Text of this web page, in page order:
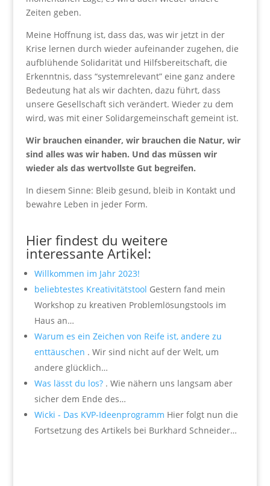
Zeiten geben.
Meine Hoffnung ist, dass das, was wir jetzt in der
Krise lernen durch wieder aufeinander zugehen, die
aufblühende Solidarität und Hilfsbereitschaft, die
Erkenntnis, dass “systemrelevant” eine ganz andere
Bedeutung hat als wir dachten, dazu führt, dass
unsere Gesellschaft sich verändert. Wieder zu dem
wird, was mit einer Solidargemeinschaft gemeint ist.
Wir brauchen einander, wir brauchen die Natur, wir
sind alles was wir haben. Und das müssen wir
wieder als das wertvollste Gut begreifen.
In diesem Sinne: Bleib gesund, bleib in Kontakt und
bewahre Leben in jeder Form.
Hier findest du weitere
interessante Artikel:
Willkommen im Jahr 2023!
beliebtestes Kreativitätstool Gestern fand mein
Workshop zu kreativen Problemlösungstools im
Haus an…
Warum es ein Zeichen von Reife ist, andere zu
enttäuschen . Wir sind nicht auf der Welt, um
andere glücklich…
Was lässt du los?. Wie nähern uns langsam aber
sicher dem Ende des…
Wicki - Das KVP-Ideenprogramm Hier folgt nun die
Fortsetzung des Artikels bei Burkhard Schneider…